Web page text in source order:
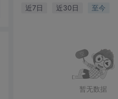
近7日 近30日 至今
暂无数据